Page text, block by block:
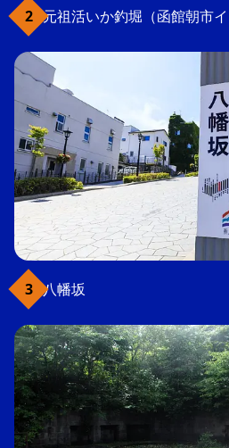
元祖活いか釣堀（函館朝市イ
八幡坂